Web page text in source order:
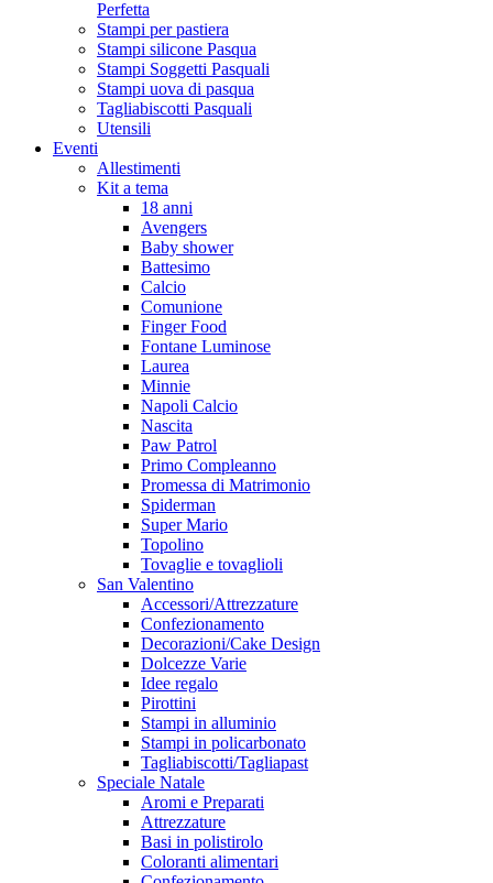
Perfetta
Stampi per pastiera
Stampi silicone Pasqua
Stampi Soggetti Pasquali
Stampi uova di pasqua
Tagliabiscotti Pasquali
Utensili
Eventi
Allestimenti
Kit a tema
18 anni
Avengers
Baby shower
Battesimo
Calcio
Comunione
Finger Food
Fontane Luminose
Laurea
Minnie
Napoli Calcio
Nascita
Paw Patrol
Primo Compleanno
Promessa di Matrimonio
Spiderman
Super Mario
Topolino
Tovaglie e tovaglioli
San Valentino
Accessori/Attrezzature
Confezionamento
Decorazioni/Cake Design
Dolcezze Varie
Idee regalo
Pirottini
Stampi in alluminio
Stampi in policarbonato
Tagliabiscotti/Tagliapast
Speciale Natale
Aromi e Preparati
Attrezzature
Basi in polistirolo
Coloranti alimentari